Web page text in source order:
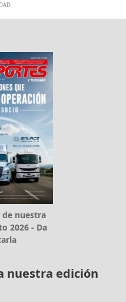
de nuestra
2026 - Da
nuestra edición